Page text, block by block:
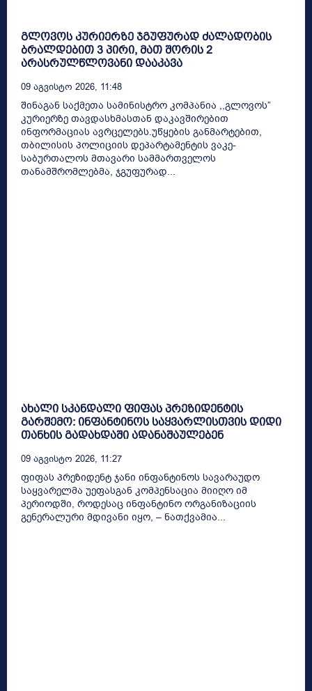
გლოვოს კურიერზე ჯგუფურად ძალადობის
ბრალდებით 3 პირი, მათ შორის 2
არასრულწლოვანი დააკავა
09 Აგვისტო 2026, 11:48
შინაგან საქმეთა სამინისტრო კომპანია ,,გლოვოს”
კურიერზე თავდასხმასთან დაკავშირებით
ინფორმაციას ავრცელებს.უწყების განმარტებით,
თბილისის პოლიციის დეპარტამენტის ვაკე-
საბურთალოს მთავარი სამმართველოს
თანამშრომლებმა, ჯგუფურად...
ახალი სკანდალი ფიფას პრეზიდენტის
გარშემო: ინფანტინოს საყვარლისთვის დიდი
თანხის გადახდაში ადანაშაულებენ
09 Აგვისტო 2026, 11:27
ფიფას პრეზიდენტ ჯანი ინფანტინოს სავარაუდო
საყვარელმა უეფასგან კომპენსაცია მიიღო იმ
პერიოდში, როდესაც ინფანტინო ორგანიზაციის
გენერალური მდივანი იყო, – ნათქვამია...